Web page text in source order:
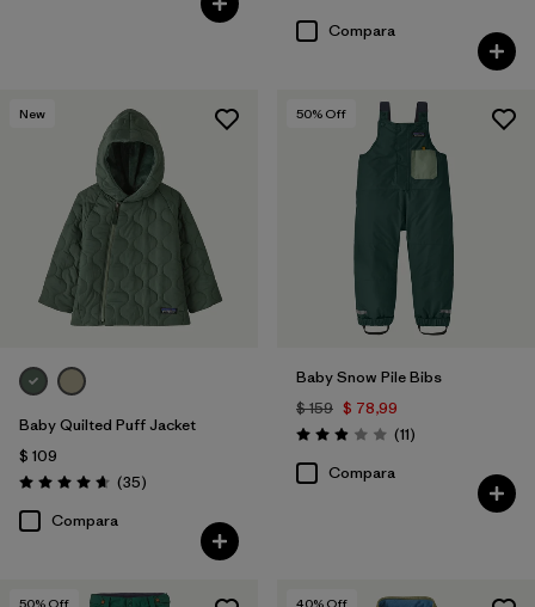
Compara
New
Baby Quilted Puff Jacket
$ 109
Valoración: 4.7 / 5
(35Comentarios
)
Compara
50% Off
Baby Snow Pile Bibs
$ 159 $ 78,99
Valoración: 2.9 / 5
(11Comentarios
)
Compara
50% Off 40% Off